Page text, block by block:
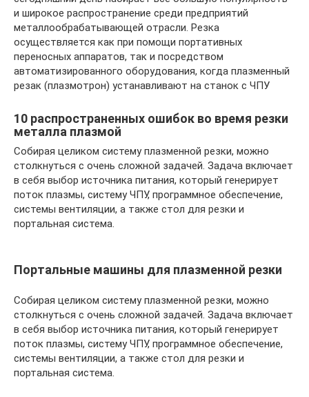
и широкое распространение среди предприятий
металлообрабатывающей отрасли. Резка
осуществляется как при помощи портативных
переносных аппаратов, так и посредством
автоматизированного оборудования, когда плазменный
резак (плазмотрон) устанавливают на станок с ЧПУ
10 распространенных ошибок во время резки
металла плазмой
Собирая целиком систему плазменной резки, можно
столкнуться с очень сложной задачей. Задача включает
в себя выбор источника питания, который генерирует
поток плазмы, систему ЧПУ, программное обеспечение,
системы вентиляции, а также стол для резки и
портальная система.
Портальные машины для плазменной резки
Собирая целиком систему плазменной резки, можно
столкнуться с очень сложной задачей. Задача включает
в себя выбор источника питания, который генерирует
поток плазмы, систему ЧПУ, программное обеспечение,
системы вентиляции, а также стол для резки и
портальная система.